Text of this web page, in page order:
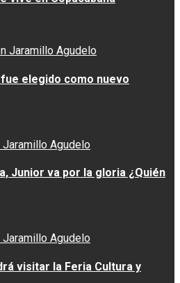
Jaramillo Agudelo
elegido como nuevo
Agudelo
Junior va por la gloria ¿Quién
Agudelo
visitar la Feria Cultura y